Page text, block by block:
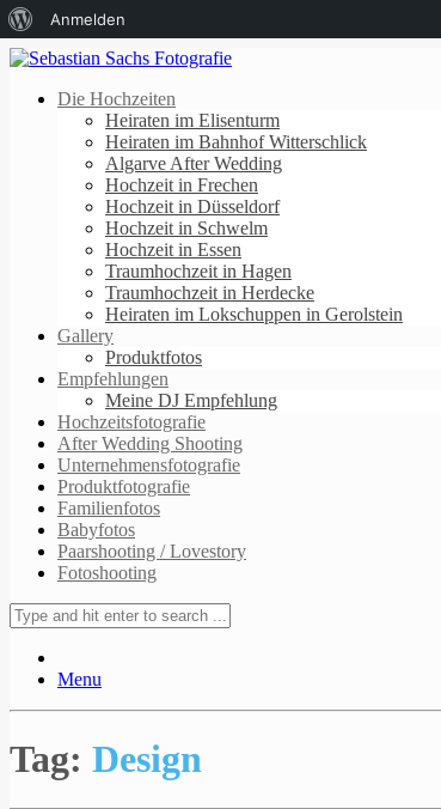
Die Hochzeiten
Heiraten im Elisenturm
Heiraten im Bahnhof Witterschlick
Algarve After Wedding
Hochzeit in Frechen
Hochzeit in Düsseldorf
Hochzeit in Schwelm
Hochzeit in Essen
Traumhochzeit in Hagen
Traumhochzeit in Herdecke
Heiraten im Lokschuppen in Gerolstein
Gallery
Produktfotos
Empfehlungen
Meine DJ Empfehlung
Hochzeitsfotografie
After Wedding Shooting
Unternehmensfotografie
Produktfotografie
Familienfotos
Babyfotos
Paarshooting / Lovestory
Fotoshooting
Menu
Tag: Design
Über
WordPress
Anmelden